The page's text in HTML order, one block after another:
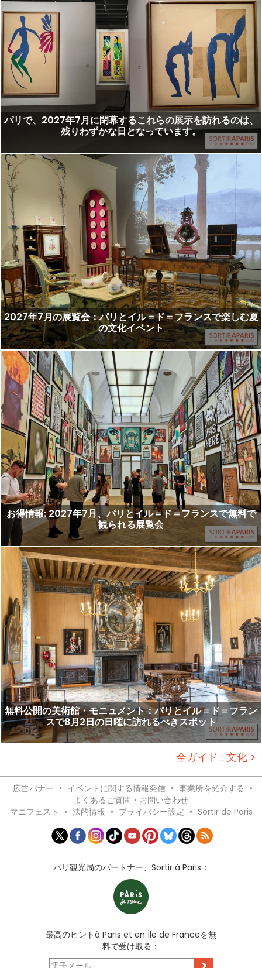
パリで、2027年7月に閉幕するこれらの展示を訪れるのは、
残りわずかな日となっています。
2027年7月の展覧会：パリとイル＝ド＝フランスで楽しむ夏
の文化イベント
お得情報: 2027年7月、パリとイル＝ド＝フランスで無料で
観られる展覧会
無料公開の美術館・モニュメント：パリとイル＝ド＝フラン
スで8月2日の日曜に訪れるべきスポット
全ガイド : 文化 >
広告バナー • イベントに関する情報発信 • 事業所を紹介する •
よくあるご質問・お問い合わせ
マニフェスト
• 法的情報 • プライバシー設定 • Sortir de Paris
パリ観光局のパートナー、Sortir à Paris：
最高のヒントà Paris et en Île de Franceを無
料で受け取る：